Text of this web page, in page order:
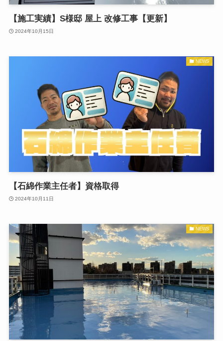
【施工実績】S様邸 屋上 改修工事【更新】
2024年10月15日
NEWS
【石綿作業主任者】資格取得
2024年10月11日
NEWS